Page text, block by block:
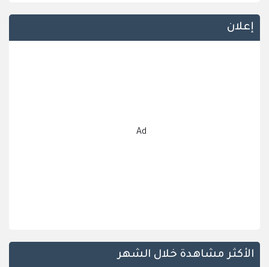
إعلان
Ad
الأكثر مشاهدة خلال الشهر